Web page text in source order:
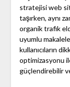
stratejisi web
taşırken, aynı
organik trafik
uyumlu
kullanıcıların
optimizasyonu
güçlendirebilir